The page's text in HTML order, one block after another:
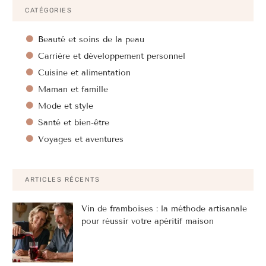
CATÉGORIES
Beauté et soins de la peau
Carrière et développement personnel
Cuisine et alimentation
Maman et famille
Mode et style
Santé et bien-être
Voyages et aventures
ARTICLES RÉCENTS
Vin de framboises : la méthode artisanale
pour réussir votre apéritif maison